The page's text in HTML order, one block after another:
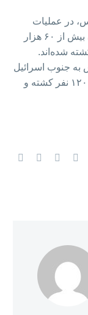
در عملیات
نظامی اسرائیل در غزه از اکتبر ۲۰۲۳ تاکنون بیش از ۶۰ هزار
به جنوب اسرائیل
در ۷ اکتبر ۲۰۲۳ بود. در حمله حماس حدود ۱۲۰۰ نفر کشته و